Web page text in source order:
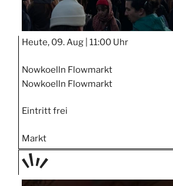
Heute, 09. Aug | 11:00 Uhr
Nowkoelln Flowmarkt
Nowkoelln Flowmarkt
Eintritt frei
Markt
TAGE